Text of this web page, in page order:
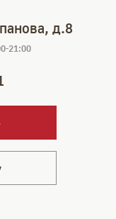
д.8
21:00